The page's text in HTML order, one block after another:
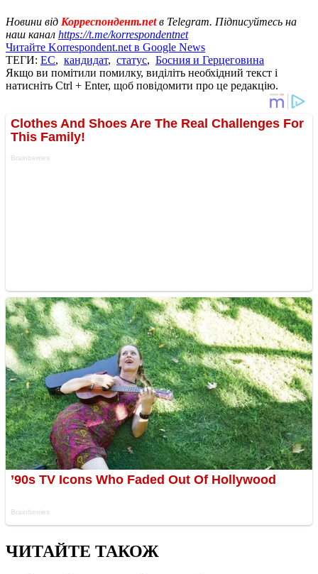
Новини від Корреспондент.netв Telegram. Підписуйтесь на
наш канал https://t.me/korrespondentnet
Читайте Korrespondent.net в Google News
ТЕГИ: ЕС, кандидат, статус, Босния и Герцеговина
Якщо ви помітили помилку, виділіть необхідний текст і
натисніть Ctrl + Enter, щоб повідомити про це редакцію.
ЧИТАЙТЕ ТАКОЖ